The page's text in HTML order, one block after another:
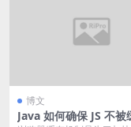
博文
Java 如何确保 JS 不被